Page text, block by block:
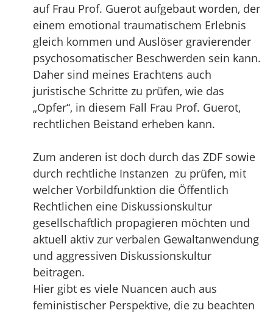
auf Frau Prof. Guerot aufgebaut worden, der
einem emotional traumatischem Erlebnis
gleich kommen und Auslöser gravierender
psychosomatischer Beschwerden sein kann.
Daher sind meines Erachtens auch
juristische Schritte zu prüfen, wie das
„Opfer“, in diesem Fall Frau Prof. Guerot,
rechtlichen Beistand erheben kann.
Zum anderen ist doch durch das ZDF sowie
durch rechtliche Instanzen zu prüfen, mit
welcher Vorbildfunktion die Öffentlich
Rechtlichen eine Diskussionskultur
gesellschaftlich propagieren möchten und
aktuell aktiv zur verbalen Gewaltanwendung
und aggressiven Diskussionskultur
beitragen.
Hier gibt es viele Nuancen auch aus
feministischer Perspektive, die zu beachten